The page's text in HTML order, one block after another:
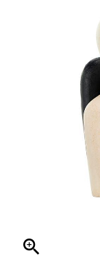
zoom_in